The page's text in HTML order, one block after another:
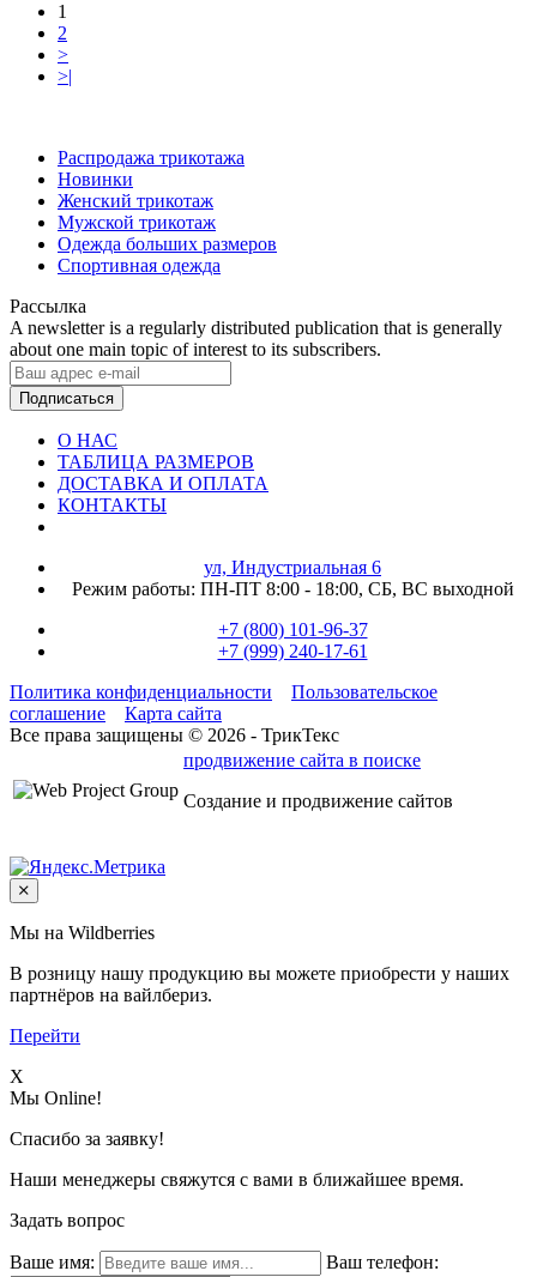
1
2
>
>|
Распродажа трикотажа
Новинки
Женский трикотаж
Мужской трикотаж
Одежда больших размеров
Спортивная одежда
Рассылка
A newsletter is a regularly distributed publication that is generally
about one main topic of interest to its subscribers.
Подписаться
О НАС
ТАБЛИЦА РАЗМЕРОВ
ДОСТАВКА И ОПЛАТА
КОНТАКТЫ
ул, Индустриальная 6
Режим работы: ПН-ПТ 8:00 - 18:00, СБ, ВС выходной
+7 (800) 101-96-37
+7 (999) 240-17-61
Политика конфиденциальности
Пользовательское
соглашение
Карта сайта
Все права защищены © 2026 - ТрикТекс
продвижение сайта в поиске
Создание и продвижение сайтов
Мы на Wildberries
В розницу нашу продукцию вы можете приобрести у наших
партнёров на вайлбериз.
Перейти
X
Мы Online!
Спасибо за заявку!
Наши менеджеры свяжутся с вами в ближайшее время.
Задать вопрос
Ваше имя: Ваш телефон: